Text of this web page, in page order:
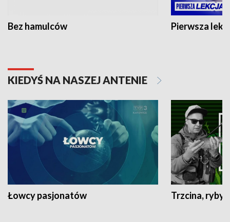
Bez hamulców Pierwsza
KIEDYŚ NA NASZEJ ANTENIE
Łowcy pasjonatów Trzcina, ryby